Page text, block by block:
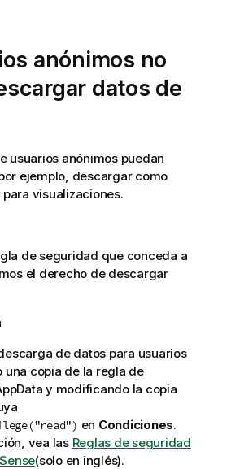
anónimos no
datos de
usuarios anónimos puedan
ejemplo, descargar como
visualizaciones.
de seguridad que conceda a
el derecho de descargar
de datos para usuarios
una copia de la regla de
y modificando la copia
en Condiciones.
vea las Reglas de seguridad
(solo en inglés).